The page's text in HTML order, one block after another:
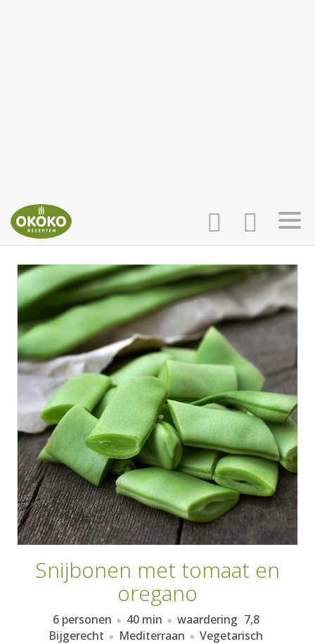
INLOGGEN
AANMELDEN
HOME
RECEPTEN
WEEKMENU'S
KOOKBOEKEN
Snijbonen met tomaat en
oregano
6 personen 40 min waardering 7,8
Bijgerecht
Mediterraan Vegetarisch